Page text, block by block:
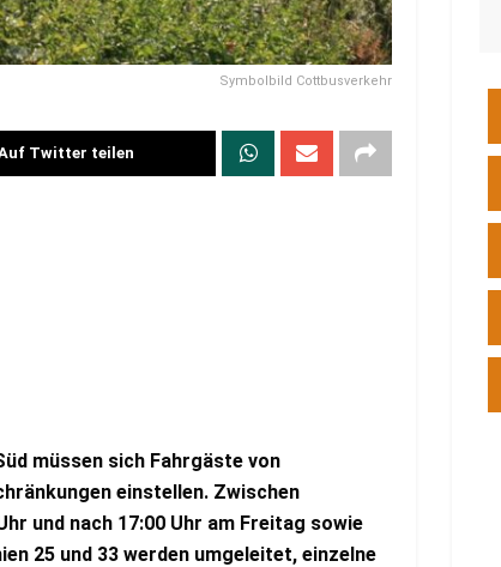
Symbolbild Cottbusverkehr
Twitter teilen
müssen sich Fahrgäste von
einstellen. Zwischen
und nach 17:00 Uhr am Freitag sowie
25 und 33 werden umgeleitet, einzelne